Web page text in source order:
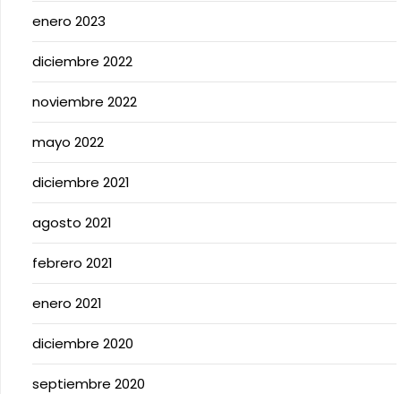
enero 2023
diciembre 2022
noviembre 2022
mayo 2022
diciembre 2021
agosto 2021
febrero 2021
enero 2021
diciembre 2020
septiembre 2020